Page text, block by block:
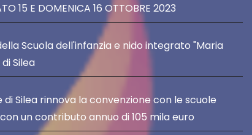
15 E DOMENICA 16 OTTOBRE 2023
Scuola dell'infanzia e nido integrato "Maria
Silea
di Silea rinnova la convenzione con le scuole
un contributo annuo di 105 mila euro